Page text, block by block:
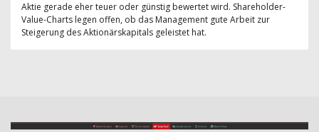
Aktie gerade eher teuer oder günstig bewertet wird. Shareholder-
Value-Charts legen offen, ob das Management gute Arbeit zur
Steigerung des Aktionärskapitals geleistet hat.